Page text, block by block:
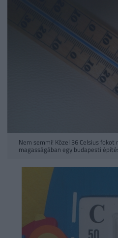
Nem semmi! Közel 36 Celsius
magasságában egy budapesti